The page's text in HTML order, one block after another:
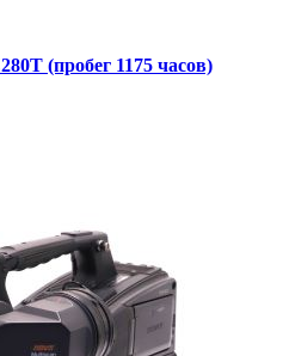
(пробег 1175 часов)